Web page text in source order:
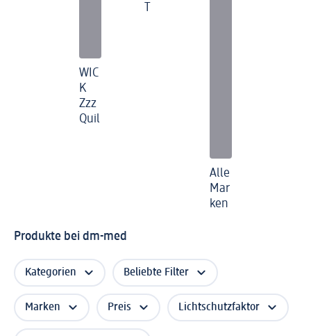
WIC
K
Zzz
Quil
Alle
Mar
ken
Produkte bei dm-med
Kategorien Beliebte Filter
Marken Preis Lichtschutzfaktor